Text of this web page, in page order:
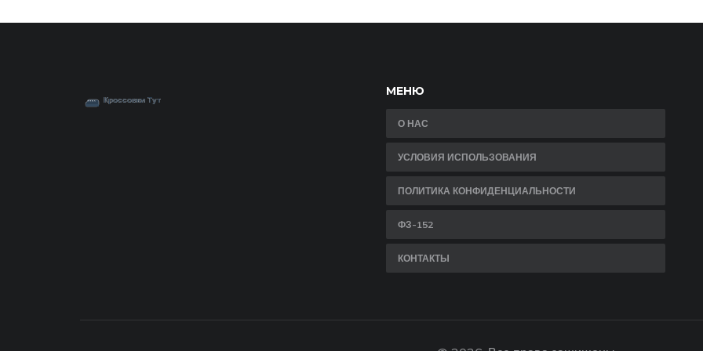
разных погодных условий. Информация будет
МЕНЮ
О НАС
УСЛОВИЯ ИСПОЛЬЗОВАНИЯ
ПОЛИТИКА КОНФИДЕНЦИАЛЬНОСТИ
ФЗ-152
КОНТАКТЫ